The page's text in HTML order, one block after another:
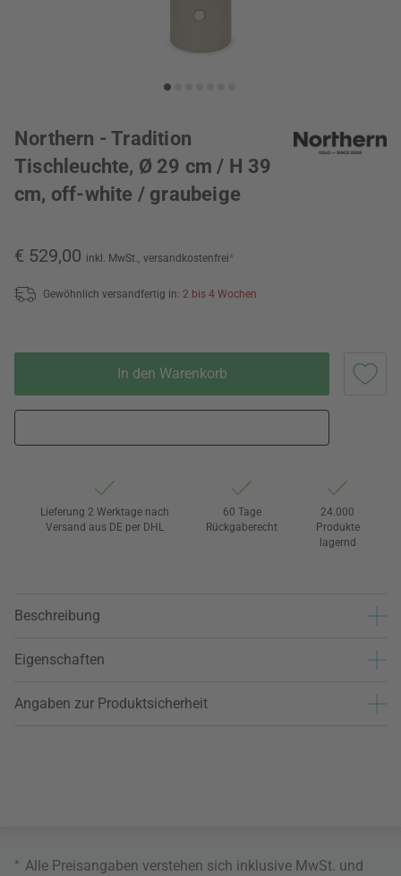
Northern - Tradition
Tischleuchte, Ø 29 cm / H 39
cm, off-white / graubeige
€ 529,00 inkl. MwSt., versandkostenfrei*
Gewöhnlich versandfertig in: 2 bis 4 Wochen
In den Warenkorb
Lieferung 2 Werktage nach
Versand aus DE per DHL
60 Tage
Rückgaberecht
24.000
Produkte
lagernd
Beschreibung
Eigenschaften
Angaben zur Produktsicherheit
* Alle Preisangaben verstehen sich inklusive MwSt. und